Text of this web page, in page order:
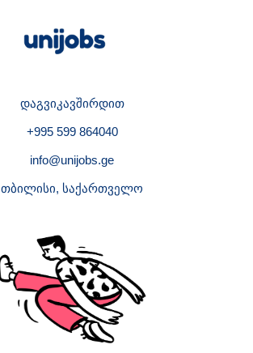
დაგვიკავშირდით
+995 599 864040
info@unijobs.ge
თბილისი, საქართველო